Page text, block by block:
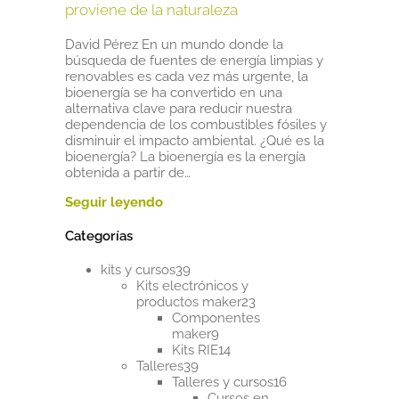
proviene de la naturaleza
David Pérez En un mundo donde la
búsqueda de fuentes de energía limpias y
renovables es cada vez más urgente, la
bioenergía se ha convertido en una
alternativa clave para reducir nuestra
dependencia de los combustibles fósiles y
disminuir el impacto ambiental. ¿Qué es la
bioenergía? La bioenergía es la energía
obtenida a partir de…
Categorías
kits y cursos3939
productos
Kits electrónicos y
productos maker2323
productos
Componentes
maker99
productos
Kits RIE1414
Talleres3939
productos
Talleres y cursos1616